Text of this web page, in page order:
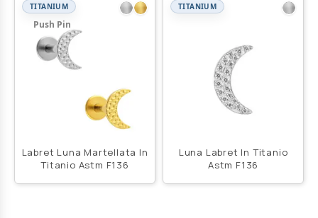
TITANIUM
Push Pin
Labret Luna Martellata In
Titanio Astm F136
TITANIUM
Luna Labret In Titanio
Astm F136